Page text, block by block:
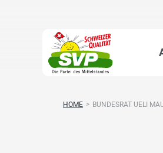
HOME > BUNDESRAT UELI